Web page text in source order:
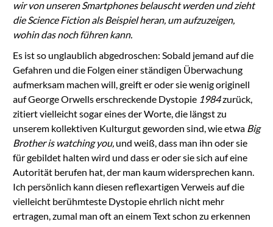
wir von unseren Smartphones belauscht werden und zieht
die Science Fiction als Beispiel heran, um aufzuzeigen,
wohin das noch führen kann.
Es ist so unglaublich abgedroschen: Sobald jemand auf die
Gefahren und die Folgen einer ständigen Überwachung
aufmerksam machen will, greift er oder sie wenig originell
auf George Orwells erschreckende Dystopie 1984zurück,
zitiert vielleicht sogar eines der Worte, die längst zu
unserem kollektiven Kulturgut geworden sind, wie etwa Big
Brother is watching you,und weiß, dass man ihn oder sie
für gebildet halten wird und dass er oder sie sich auf eine
Autorität berufen hat, der man kaum widersprechen kann.
Ich persönlich kann diesen reflexartigen Verweis auf die
vielleicht berühmteste Dystopie ehrlich nicht mehr
ertragen, zumal man oft an einem Text schon zu erkennen